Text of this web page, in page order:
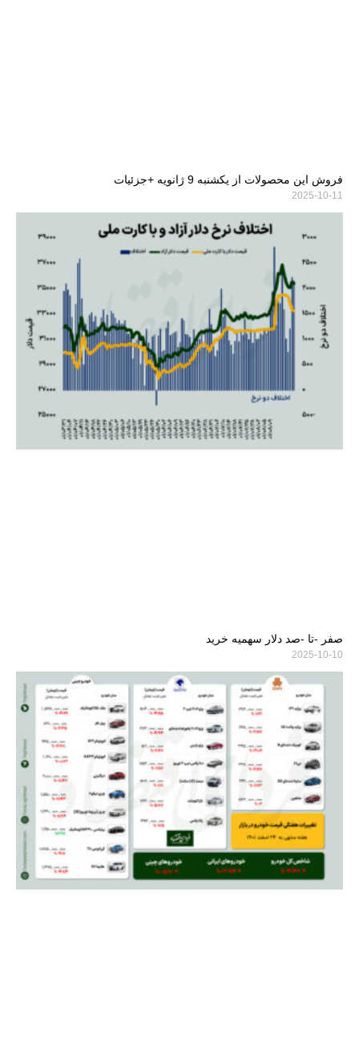
فروش این محصولات از یکشنبه 9 ژانویه +جزئیات
2025-10-11
صفر -تا -صد دلار سهمیه خرید
2025-10-10